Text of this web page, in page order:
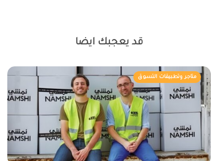
قد يعجبك ايضا
متاجر وتطبيقات التسوق